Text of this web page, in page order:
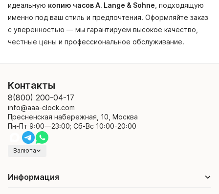
идеальную копию часов A. Lange & Sohne , подходящую
именно под ваш стиль и предпочтения. Оформляйте заказ
с уверенностью — мы гарантируем высокое качество,
честные цены и профессиональное обслуживание.
Контакты
8(800) 200-04-17
info@aaa-clock.com
Пресненская набережная, 10, Москва
Пн-Пт 9:00—23:00; Сб-Вс 10:00-20:00
Валюта
Информация